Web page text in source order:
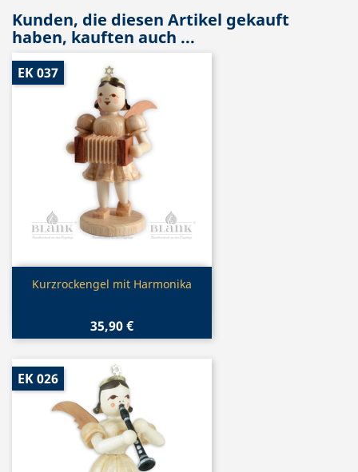
Kunden, die diesen Artikel gekauft
haben, kauften auch ...
Vorschau
Kurzrockengel mit Harmonika
35,90 €
EK 037
EK 026